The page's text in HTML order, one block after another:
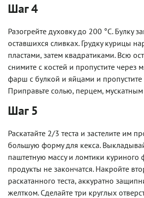
Шаг 4
Разогрейте духовку до 200 °С. Булку
оставшихся сливках. Грудку курицы
пластами, затем квадратиками. Всю
снимите с костей и пропустите через
фарш с булкой и яйцами и пропустите
Приправьте солью, перцем,
Шаг 5
Раскатайте 2/3 теста и застелите им
большую форму для кекса.
паштетную массу и ломтики куриного
продукты не закончатся. Накройте
раскатанного теста, аккуратно
желтком. Сделайте три круглых